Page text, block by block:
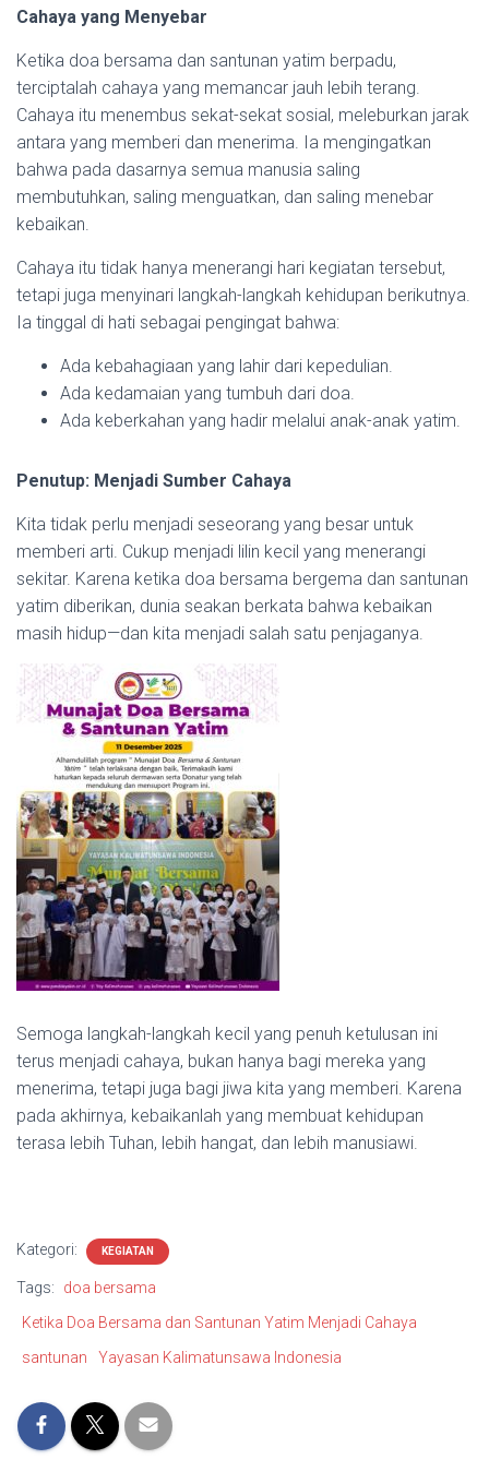
Cahaya yang Menyebar
Ketika doa bersama dan santunan yatim berpadu,
terciptalah cahaya yang memancar jauh lebih terang.
Cahaya itu menembus sekat-sekat sosial, meleburkan jarak
antara yang memberi dan menerima. Ia mengingatkan
bahwa pada dasarnya semua manusia saling
membutuhkan, saling menguatkan, dan saling menebar
kebaikan.
Cahaya itu tidak hanya menerangi hari kegiatan tersebut,
tetapi juga menyinari langkah-langkah kehidupan berikutnya.
Ia tinggal di hati sebagai pengingat bahwa:
Ada kebahagiaan yang lahir dari kepedulian.
Ada kedamaian yang tumbuh dari doa.
Ada keberkahan yang hadir melalui anak-anak yatim.
Penutup: Menjadi Sumber Cahaya
Kita tidak perlu menjadi seseorang yang besar untuk
memberi arti. Cukup menjadi lilin kecil yang menerangi
sekitar. Karena ketika doa bersama bergema dan santunan
yatim diberikan, dunia seakan berkata bahwa kebaikan
masih hidup—dan kita menjadi salah satu penjaganya.
Semoga langkah-langkah kecil yang penuh ketulusan ini
terus menjadi cahaya, bukan hanya bagi mereka yang
menerima, tetapi juga bagi jiwa kita yang memberi. Karena
pada akhirnya, kebaikanlah yang membuat kehidupan
terasa lebih Tuhan, lebih hangat, dan lebih manusiawi.
Kategori: KEGIATAN
Tags:
doa bersama
Ketika Doa Bersama dan Santunan Yatim Menjadi Cahaya
santunan
Yayasan Kalimatunsawa Indonesia